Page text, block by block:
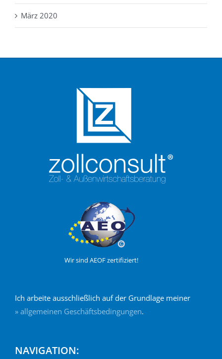
März 2020
Wir sind AEOF zertifiziert!
Ich arbeite ausschließlich auf der Grundlage meiner
» allgemeinen Geschäftsbedingungen.
NAVIGATION: